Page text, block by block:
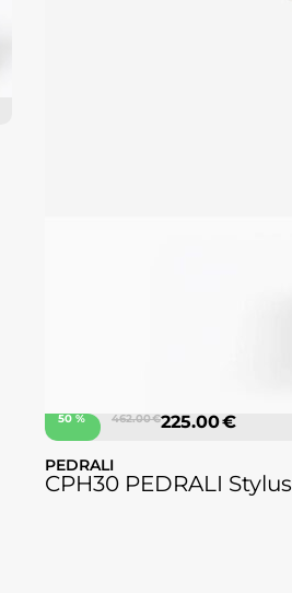
50 % 462.00 €225.00 €
PEDRALI
CPH30 PEDRALI Stylus